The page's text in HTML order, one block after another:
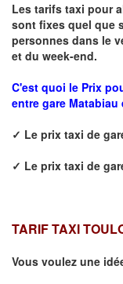
Les tarifs taxi pour
sont fixes quel que
personnes dans le
et du week-end.
C'est quoi le Prix
entre gare Matabiau
✓ Le prix taxi de
✓ Le prix taxi de
TARIF TAXI
Vous voulez une